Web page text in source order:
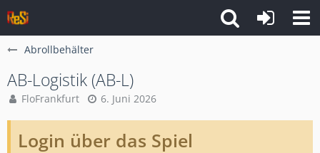
Abrollbehälter
AB-Logistik (AB-L)
FloFrankfurt 6. Juni 2026
Login über das Spiel